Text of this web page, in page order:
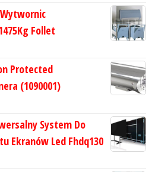
Follet
Protected
(1090001)
System Do
Ekranów Led Fhdq130